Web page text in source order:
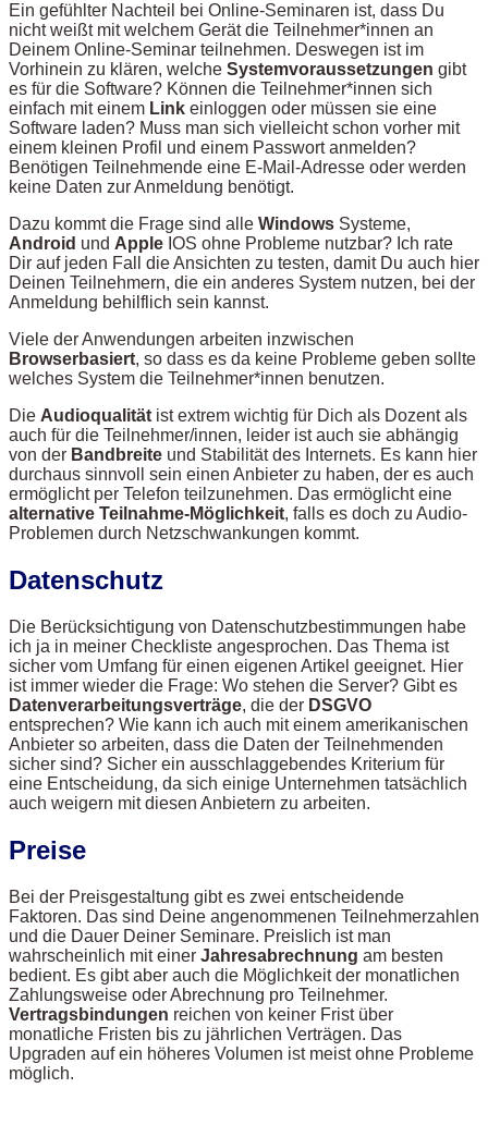
Ein gefühlter Nachteil bei Online-Seminaren ist, dass Du
nicht weißt mit welchem Gerät die Teilnehmer*innen an
Deinem Online-Seminar teilnehmen. Deswegen ist im
Vorhinein zu klären, welche Systemvoraussetzungen gibt
es für die Software? Können die Teilnehmer*innen sich
einfach mit einem Link einloggen oder müssen sie eine
Software laden? Muss man sich vielleicht schon vorher mit
einem kleinen Profil und einem Passwort anmelden?
Benötigen Teilnehmende eine E-Mail-Adresse oder werden
keine Daten zur Anmeldung benötigt.
Dazu kommt die Frage sind alle Windows Systeme,
Android und Apple IOS ohne Probleme nutzbar? Ich rate
Dir auf jeden Fall die Ansichten zu testen, damit Du auch hier
Deinen Teilnehmern, die ein anderes System nutzen, bei der
Anmeldung behilflich sein kannst.
Viele der Anwendungen arbeiten inzwischen
Browserbasiert, so dass es da keine Probleme geben sollte
welches System die Teilnehmer*innen benutzen.
Die Audioqualität ist extrem wichtig für Dich als Dozent als
auch für die Teilnehmer/innen, leider ist auch sie abhängig
von der Bandbreite und Stabilität des Internets. Es kann hier
durchaus sinnvoll sein einen Anbieter zu haben, der es auch
ermöglicht per Telefon teilzunehmen. Das ermöglicht eine
alternative Teilnahme-Möglichkeit, falls es doch zu Audio-
Problemen durch Netzschwankungen kommt.
Datenschutz
Die Berücksichtigung von Datenschutzbestimmungen habe
ich ja in meiner Checkliste angesprochen. Das Thema ist
sicher vom Umfang für einen eigenen Artikel geeignet. Hier
ist immer wieder die Frage: Wo stehen die Server? Gibt es
Datenverarbeitungsverträge, die der DSGVO
entsprechen? Wie kann ich auch mit einem amerikanischen
Anbieter so arbeiten, dass die Daten der Teilnehmenden
sicher sind? Sicher ein ausschlaggebendes Kriterium für
eine Entscheidung, da sich einige Unternehmen tatsächlich
auch weigern mit diesen Anbietern zu arbeiten.
Preise
Bei der Preisgestaltung gibt es zwei entscheidende
Faktoren. Das sind Deine angenommenen Teilnehmerzahlen
und die Dauer Deiner Seminare. Preislich ist man
wahrscheinlich mit einer Jahresabrechnung am besten
bedient. Es gibt aber auch die Möglichkeit der monatlichen
Zahlungsweise oder Abrechnung pro Teilnehmer.
Vertragsbindungen reichen von keiner Frist über
monatliche Fristen bis zu jährlichen Verträgen. Das
Upgraden auf ein höheres Volumen ist meist ohne Probleme
möglich.